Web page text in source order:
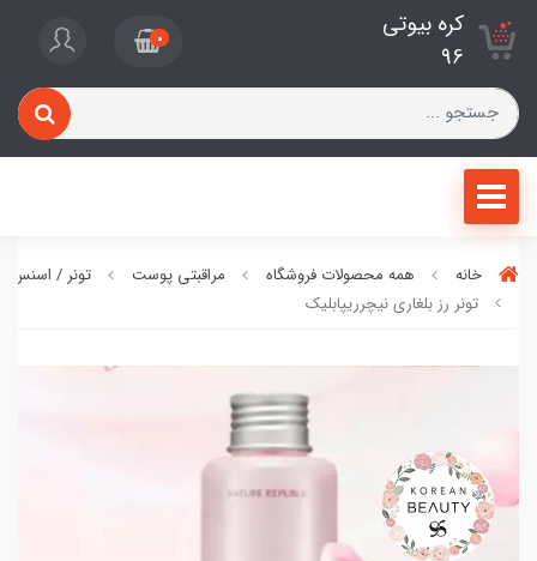
کره بیوتی
96
0
خانه همه محصولات فروشگاه مراقبتی پوست
تونر /
تونر رز بلغاری نیچرریپابلیک